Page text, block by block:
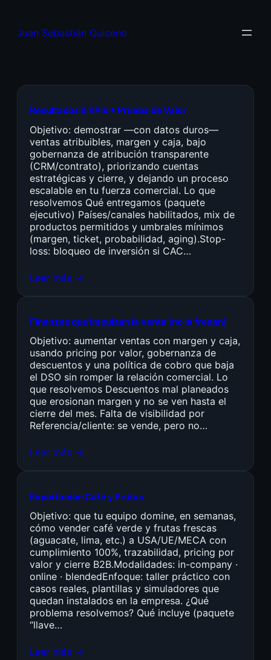
Juan Sebastián Quiceno
Resultados & KPIs + Prueba de Valor
Objetivo: demostrar —con datos duros—
ventas atribuibles, margen y caja, bajo
gobernanza de atribución transparente
(CRM/contrato), priorizando cuentas
estratégicas y cierre, y dejando un proceso
escalable en tu fuerza comercial. Lo que
resolvemos Qué entregamos (paquete
ejecutivo) Países/canales habilitados, mix de
productos permitidos y umbrales mínimos
(margen, ticket, probabilidad, aging).Stop-
loss: bloqueo de inversión si CAC…
Leer más →
Finanzas que impulsan la venta (no la frenan)
Objetivo: aumentar ventas con margen y caja,
usando pricing por valor, gobernanza de
descuentos y una política de cobro que baja
el DSO sin romper la relación comercial. Lo
que resolvemos Descuentos mal planeados
que erosionan margen y no se ven hasta el
cierre del mes. Falta de visibilidad por
Referencia/cliente: se vende, pero no…
Leer más →
Exportación Café y Frutas
Objetivo: que tu equipo domine, en semanas,
cómo vender café verde y frutas frescas
(aguacate, lima, etc.) a USA/UE/MECA con
cumplimiento 100%, trazabilidad, pricing por
valor y cierre B2B.Modalidades: in-company ·
online · blendedEnfoque: taller práctico con
casos reales, plantillas y simuladores que
quedan instalados en la empresa. ¿Qué
problema resolvemos? Qué incluye (paquete
“llave…
Leer más →